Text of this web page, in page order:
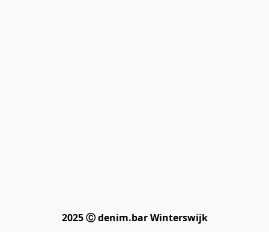
2025 Ⓒ denim.bar Winterswijk